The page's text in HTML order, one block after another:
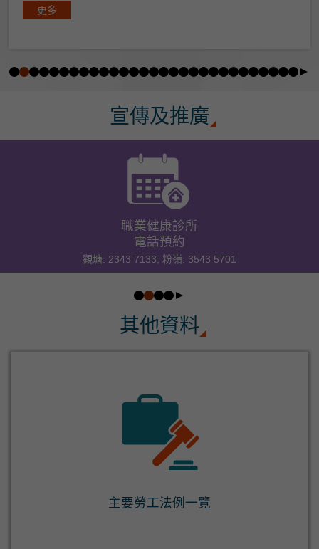
更多
宣傳及推廣
職業健康診所
電話預約
觀塘: 2343 7133, 粉嶺: 3543 5701
其他資料
主要勞工法例一覽